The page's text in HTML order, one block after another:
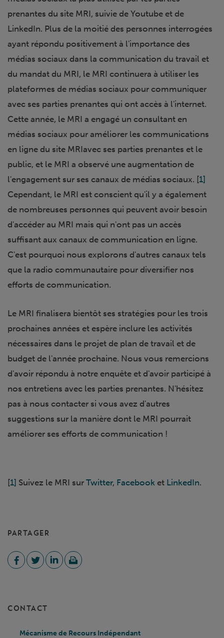
prenantes du site MRI, suivie de Youtube et de
LinkedIn. Plus de la moitié des personnes interrogées
ayant répondu positivement à l'importance des
médias sociaux dans la communication du travail et
du mandat du MRI, le MRI continuera à utiliser les
plateformes de médias sociaux pour communiquer
avec ses parties prenantes qui ont accès à l'internet.
Cette année, le MRI a engagé un consultant en
médias sociaux pour améliorer les communications
en ligne du site MRIavec ses parties prenantes et le
public, et le MRI a observé une augmentation de
l'engagement sur ses canaux de médias sociaux. [1]
Cependant, le MRI est conscient qu'il y a également
de nombreuses personnes qui peuvent avoir besoin
d'accéder au MRI mais qui n'ont pas un accès
suffisant aux canaux de communication en ligne.
C'est pourquoi nous explorons d'autres canaux tels
que la radio communautaire pour diversifier nos
efforts de communication.
Le MRI finalisera bientôt ses stratégies pour les trois
prochaines années et espère inclure les activités
nécessaires dans le projet de plan de travail et de
budget de l'année prochaine. Nous vous remercions
d'avoir répondu à notre enquête et d'avoir participé à
nos entretiens avec les parties prenantes. N'hésitez
pas à nous contacter si vous avez d'autres
suggestions sur la manière dont le MRI pourrait
améliorer ses efforts de communication !
[1] Suivez le MRI sur Twitter, Facebook et LinkedIn.
PARTAGER
CONTACT
Mécanisme de Recours Indépendant